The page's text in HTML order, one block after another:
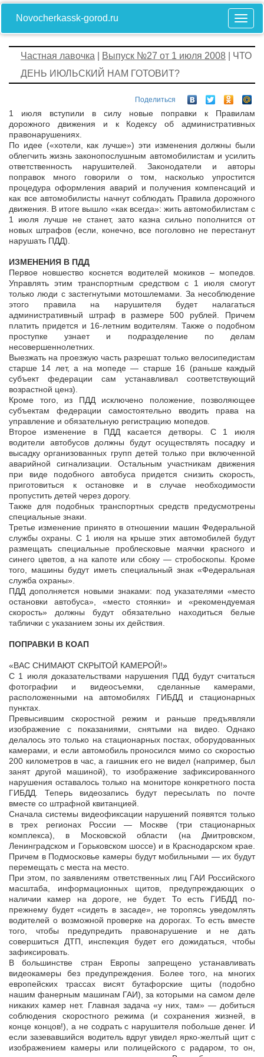
Novocherkassk-gorod.ru
Частная лавочка Выпуск №27 от 1 июля 2008 | ЧТО
ДЕНЬ ИЮЛЬСКИЙ НАМ ГОТОВИТ?
Поделиться
1 июля вступили в силу новые поправки к Правилам
дорожного движения и к Кодексу об административных
правонарушениях.
По идее («хотели, как лучше») эти изменения должны были
облегчить жизнь законопослушным автомобилистам и усилить
ответственность нарушителей. Законодатели и авторы
поправок много говорили о том, насколько упростится
процедура оформления аварий и получения компенсаций и
как все автомобилисты начнут соблюдать Правила дорожного
движения. В итоге вышло «как всегда»: жить автомобилистам с
1 июля лучше не станет, зато казна сильно пополнится от
новых штрафов (если, конечно, все поголовно не перестанут
нарушать ПДД).
ИЗМЕНЕНИЯ В ПДД
Первое новшество коснется водителей мокиков – мопедов.
Управлять этим транспортным средством с 1 июля смогут
только люди с застегнутыми мотошлемами. За несоблюдение
этого правила на нарушителя будет налагаться
административный штраф в размере 500 рублей. Причем
платить придется и 16-летним водителям. Также о подобном
проступке узнает и подразделение по делам
несовершеннолетних.
Выезжать на проезжую часть разрешат только велосипедистам
старше 14 лет, а на мопеде — старше 16 (раньше каждый
субъект федерации сам устанавливал соответствующий
возрастной ценз).
Кроме того, из ПДД исключено положение, позволяющее
субъектам федерации самостоятельно вводить права на
управление и обязательную регистрацию мопедов.
Второе изменение в ПДД касается детворы. С 1 июля
водители автобусов должны будут осуществлять посадку и
высадку организованных групп детей только при включенной
аварийной сигнализации. Остальным участникам движения
при виде подобного автобуса придется снизить скорость,
приготовиться к остановке и в случае необходимости
пропустить детей через дорогу.
Также для подобных транспортных средств предусмотрены
специальные знаки.
Третье изменение принято в отношении машин Федеральной
службы охраны. С 1 июля на крыше этих автомобилей будут
размещать специальные проблесковые маячки красного и
синего цветов, а на капоте или сбоку — стробоскопы. Кроме
того, машины будут иметь специальный знак «Федеральная
служба охраны».
ПДД дополняется новыми знаками: под указателями «место
остановки автобуса», «место стоянки» и «рекомендуемая
скорость» должны будут обязательно находиться белые
таблички с указанием зоны их действия.
ПОПРАВКИ В КОАП
«ВАС СНИМАЮТ СКРЫТОЙ КАМЕРОЙ!»
С 1 июля доказательствами нарушения ПДД будут считаться
фотографии и видеосъемки, сделанные камерами,
расположенными на автомобилях ГИБДД и стационарных
пунктах.
Превысившим скоростной режим и раньше предъявляли
изображение с показаниями, снятыми на видео. Однако
делалось это только на стационарных постах, оборудованных
камерами, и если автомобиль проносился мимо со скоростью
200 километров в час, а гаишник его не видел (например, был
занят другой машиной), то изображение зафиксированного
нарушения оставалось только на мониторе конкретного поста
ГИБДД. Теперь видеозапись будут пересылать по почте
вместе со штрафной квитанцией.
Сначала системы видеофиксации нарушений появятся только
в трех регионах России — Москве (три стационарных
комплекса), в Московской области (на Дмитровском,
Ленинградском и Горьковском шоссе) и в Краснодарском крае.
Причем в Подмосковье камеры будут мобильными — их будут
перемещать с места на место.
При этом, по заявлениям ответственных лиц ГАИ Российского
масштаба, информационных щитов, предупреждающих о
наличии камер на дороге, не будет. То есть ГИБДД по-
прежнему будет «сидеть в засаде», не торопясь уведомлять
водителей о возможной проверке на дорогах. То есть вместе
того, чтобы предупредить правонарушение и не дать
совершиться ДТП, инспекция будет его дожидаться, чтобы
зафиксировать.
В большинстве стран Европы запрещено устанавливать
видеокамеры без предупреждения. Более того, на многих
европейских трассах висят бутафорские щиты (подобно
нашим фанерным машинам ГАИ), за которыми на самом деле
никаких камер нет. Главная задача «у них, там» — добиться
соблюдения скоростного режима (и сохранения жизней, в
конце концов!), а не содрать с нарушителя побольше денег. И
если зазевавшийся водитель вдруг увидел ярко-желтый щит с
изображением камеры или полицейского с радаром, то он,